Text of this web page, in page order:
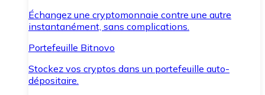
Échangez une cryptomonnaie contre une autre
instantanément, sans complications.
Portefeuille Bitnovo
Stockez vos cryptos dans un portefeuille auto-
dépositaire.